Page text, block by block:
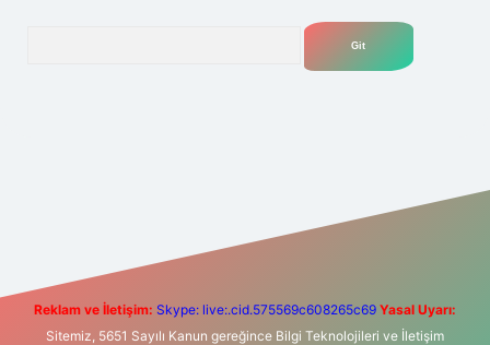
Reklam ve İletişim: Skype: live:.cid.575569c608265c69 Yasal Uyarı:
Sitemiz, 5651 Sayılı Kanun gereğince Bilgi Teknolojileri ve İletişim